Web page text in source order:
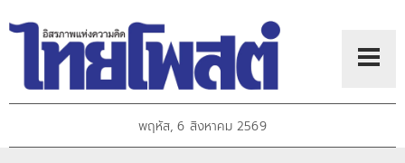
พฤหัส, 6 สิงหาคม 2569